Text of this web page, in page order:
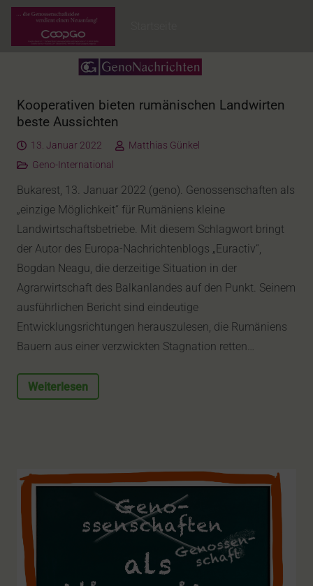
Kooperativen bieten rumänischen Landwirten
beste Aussichten
13. Januar 2022
Matthias Günkel
Geno-International
Bukarest, 13. Januar 2022 (geno). Genossenschaften als
„einzige Möglichkeit“ für Rumäniens kleine
Landwirtschaftsbetriebe. Mit diesem Schlagwort bringt
der Autor des Europa-Nachrichtenblogs „Euractiv“,
Bogdan Neagu, die derzeitige Situation in der
Agrarwirtschaft des Balkanlandes auf den Punkt. Seinem
ausführlichen Bericht sind eindeutige
Entwicklungsrichtungen herauszulesen, die Rumäniens
Bauern aus einer verzwickten Stagnation retten…
Weiterlesen